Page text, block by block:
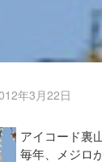
年3月22日
アイコード裏
毎年、メジロ